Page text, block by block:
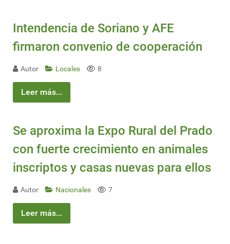
Intendencia de Soriano y AFE
firmaron convenio de cooperación
Autor Locales 8
Leer más...
Se aproxima la Expo Rural del Prado
con fuerte crecimiento en animales
inscriptos y casas nuevas para ellos
Autor Nacionales 7
Leer más...